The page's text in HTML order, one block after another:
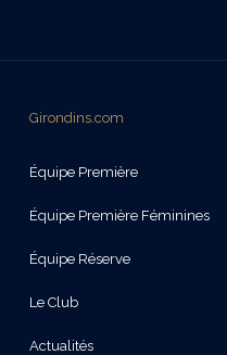
Girondins.com
Équipe Première
Équipe Première Féminines
Équipe Réserve
Le Club
Actualités